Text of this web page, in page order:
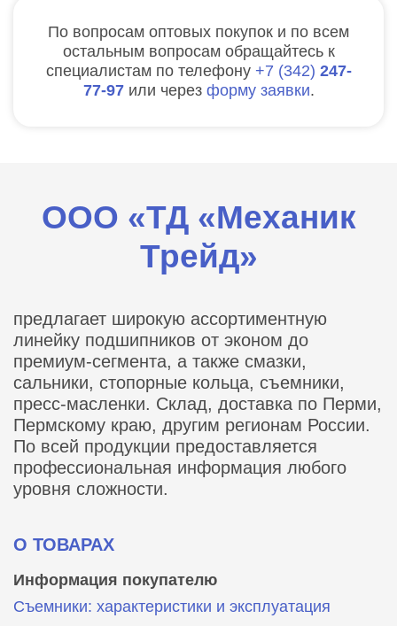
По вопросам оптовых покупок и по всем
остальным вопросам обращайтесь к
специалистам по телефону
7 342 247-
77-97 или через форму заявки.
ООО «ТД «Механик
Трейд»
предлагает широкую ассортиментную
линейку подшипников от эконом до
премиум-сегмента, а также смазки,
сальники, стопорные кольца, съемники,
пресс-масленки. Склад, доставка по Перми,
Пермскому краю, другим регионам России.
По всей продукции предоставляется
профессиональная информация любого
уровня сложности.
О ТОВАРАХ
Информация покупателю
Съемники: характеристики и эксплуатация